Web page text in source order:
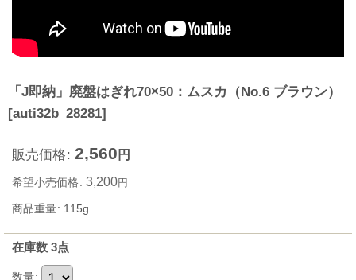
「J即納」廃盤はぎれ70×50：ムスカ（No.6 ブラウン）
[auti32b_28281]
販売価格: 2,560 円
希望小売価格: 3,200円
商品重量: 115g
在庫数 3点
数量: